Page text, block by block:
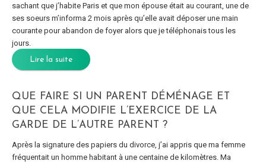
sachant que j’habite Paris et que mon épouse était au courant, une de
ses soeurs m’informa 2 mois après qu’elle avait déposer une main
courante pour abandon de foyer alors que je téléphonais tous les
jours.
Lire la suite
QUE FAIRE SI UN PARENT DÉMÉNAGE ET
QUE CELA MODIFIE L’EXERCICE DE LA
GARDE DE L’AUTRE PARENT ?
Après la signature des papiers du divorce, j’ai appris que ma femme
fréquentait un homme habitant à une centaine de kilomètres. Ma